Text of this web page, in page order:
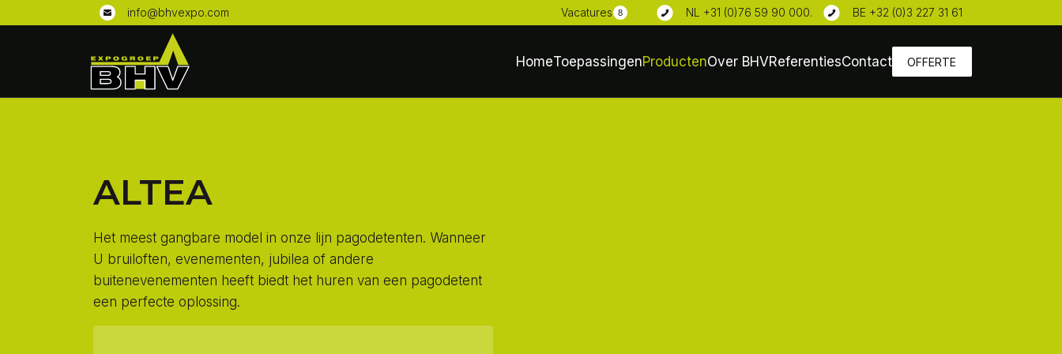
info@bhvexpo.com Vacatures 8 NL +31 (0)76 59 90 000. BE +32 (0)3 227 31 61
HomeToepassingenProductenOver BHVReferentiesContact OFFERTE
ALTEA
Het meest gangbare model in onze lijn pagodetenten. Wanneer
U bruiloften, evenementen, jubilea of andere
buitenevenementen heeft biedt het huren van een pagodetent
een perfecte oplossing.